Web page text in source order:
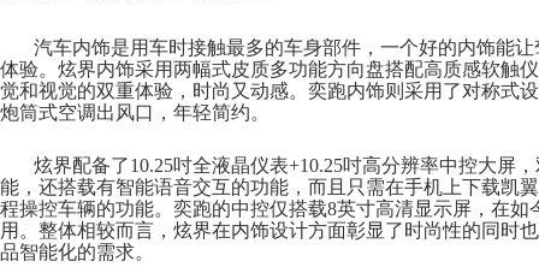
汽车内饰是用车时接触最多的车身部件，一个好的内饰能
体验。炫界内饰采用两幅式皮质多功能方向盘搭配高质感软触
觉和视觉的双重体验，时尚又动感。 奕跑内饰则 采用了对称式
炮筒式空调出风口，年轻简约。
炫界配备了10.25吋全液晶仪表+10.25吋高分辨率中控大屏
能，还搭载有智能语音交互的功能，而且只需在手机上下载凯
程操控车辆的功能。奕跑的中控仅搭载8英寸高清显示屏，在如
用。整体相较而言，炫界在内饰设计方面彰显了时尚性的同时
品智能化的需求。